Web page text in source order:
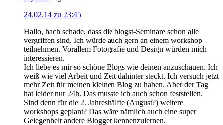
24.02.14 zu 23:45
Hallo, hach schade, dass die blogst-Seminare schon alle
vergriffen sind. Ich würde auch gern an einem workshop
teilnehmen. Vorallem Fotografie und Design würden mich
interessieren.
Ich liebe es mir so schöne Blogs wie deinen anzuschauen. Ich
weiß wie viel Arbeit und Zeit dahinter steckt. Ich versuch jetzt
mehr Zeit für meinen kleinen Blog zu haben. Aber der Tag
hat leider nur 24h. Das musste ich auch schon feststellen.
Sind denn für die 2. Jahreshälfte (August?) weitere
workshops geplant? Das wäre nämlich auch eine super
Gelegenheit andere Blogger kennenzulernen.